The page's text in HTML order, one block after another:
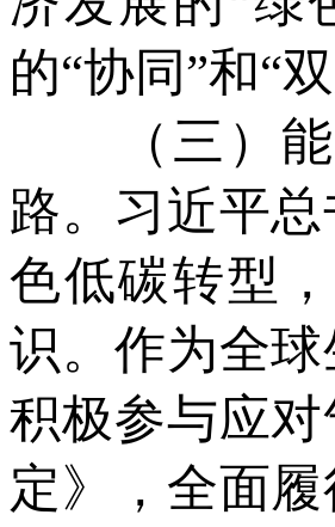
的“协同”和“双
（三）能
路。习近平
色低碳转型
识。作为全
积极参与应
定》，全面